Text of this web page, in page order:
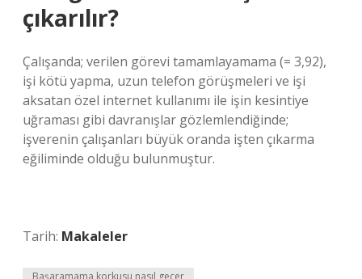
çıkarılır?
Çalışanda; verilen görevi tamamlayamama (= 3,92),
işi kötü yapma, uzun telefon görüşmeleri ve işi
aksatan özel internet kullanımı ile işin kesintiye
uğraması gibi davranışlar gözlemlendiğinde;
işverenin çalışanları büyük oranda işten çıkarma
eğiliminde olduğu bulunmuştur.
Tarih: Makaleler
Başaramama korkusu nasıl geçer